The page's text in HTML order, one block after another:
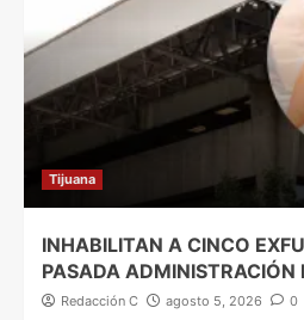
Tijuana
INHABILITAN A CINCO
PASADA ADMINISTRACIÓN
Redacción C agosto 5, 2026 0